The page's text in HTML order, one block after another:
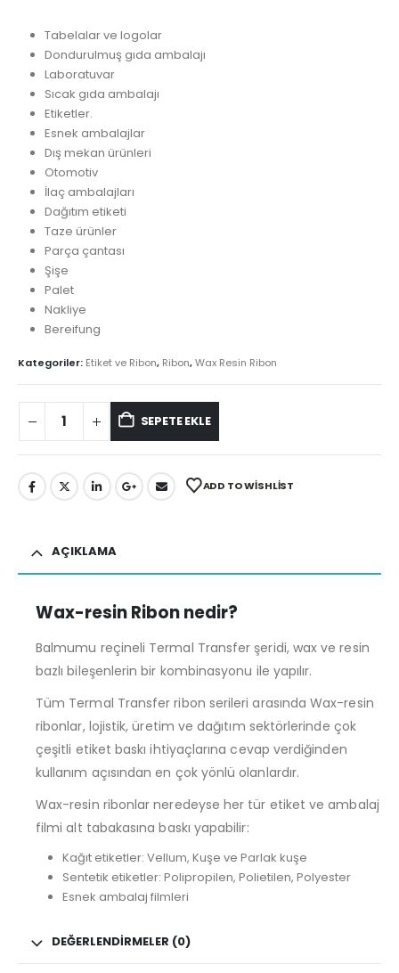
Tabelalar ve logolar
Dondurulmuş gıda ambalajı
Laboratuvar
Sıcak gıda ambalajı
Etiketler.
Esnek ambalajlar
Dış mekan ürünleri
Otomotiv
İlaç ambalajları
Dağıtım etiketi
Taze ürünler
Parça çantası
Şişe
Palet
Nakliye
Bereifung
Kategoriler: Etiket ve Ribon, Ribon,Wax Resin Ribon
SEPETE EKLE
ADD TO WISHLIST
AÇIKLAMA
Wax-resin Ribon nedir?
Balmumu reçineli Termal Transfer şeridi, wax ve resin
bazlı bileşenlerin bir kombinasyonu ile yapılır.
Tüm Termal Transfer ribon serileri arasında Wax-resin
ribonlar, lojistik, üretim ve dağıtım sektörlerinde çok
çeşitli etiket baskı ihtiyaçlarına cevap verdiğinden
kullanım açısından en çok yönlü olanlardır.
Wax-resin ribonlar neredeyse her tür etiket ve ambalaj
filmi alt tabakasına baskı yapabilir:
Kağıt etiketler: Vellum, Kuşe ve Parlak kuşe
Sentetik etiketler: Polipropilen, Polietilen, Polyester
Esnek ambalaj filmleri
DEĞERLENDIRMELER (0)